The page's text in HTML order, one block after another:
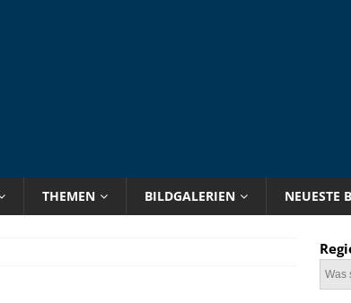
THEMEN BILDGALERIEN NEUESTE